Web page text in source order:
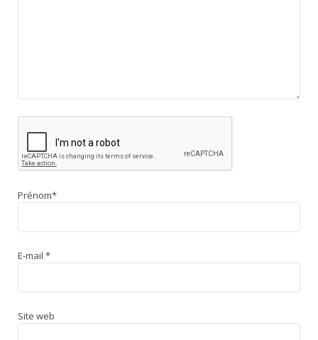
Prénom*
E-mail *
Site web